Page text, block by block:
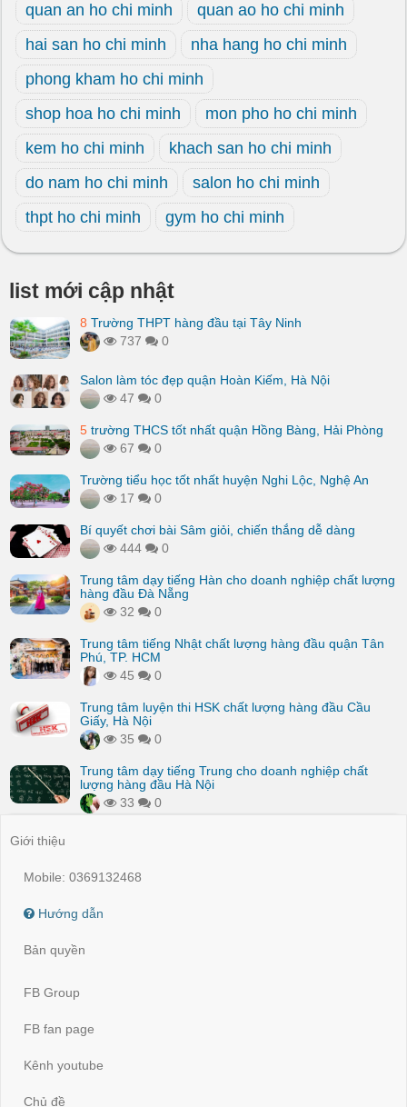
quan an ho chi minh
quan ao ho chi minh
hai san ho chi minh
nha hang ho chi minh
phong kham ho chi minh
shop hoa ho chi minh
mon pho ho chi minh
kem ho chi minh
khach san ho chi minh
do nam ho chi minh
salon ho chi minh
thpt ho chi minh
gym ho chi minh
list mới cập nhật
8 Trường THPT hàng đầu tại Tây Ninh
737
0
Salon làm tóc đẹp quận Hoàn Kiếm, Hà Nội
47
0
5 trường THCS tốt nhất quận Hồng Bàng, Hải Phòng
67
0
Trường tiểu học tốt nhất huyện Nghi Lộc, Nghệ An
17
0
Bí quyết chơi bài Sâm giỏi, chiến thắng dễ dàng
444
0
Trung tâm dạy tiếng Hàn cho doanh nghiệp chất lượng
hàng đầu Đà Nẵng
32
0
Trung tâm tiếng Nhật chất lượng hàng đầu quận Tân
Phú, TP. HCM
45
0
Trung tâm luyện thi HSK chất lượng hàng đầu Cầu
Giấy, Hà Nội
35
0
Trung tâm dạy tiếng Trung cho doanh nghiệp chất
lượng hàng đầu Hà Nội
33
0
Giới thiệu
Mobile: 0369132468
Hướng dẫn
Bản quyền
FB Group
FB fan page
Kênh youtube
Chủ đề